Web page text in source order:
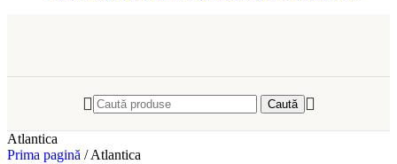
Caută
Atlantica
Prima pagină / Atlantica